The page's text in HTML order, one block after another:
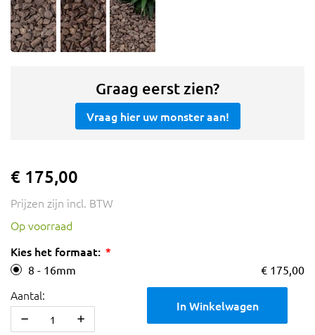
Graag eerst zien?
Vraag hier uw monster aan!
€ 175,00
Prijzen zijn incl. BTW
Op voorraad
Kies het formaat:
8 - 16mm € 175,00
Aantal:
In Winkelwagen